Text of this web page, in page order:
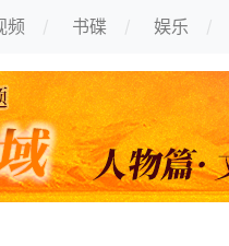
频 书碟 娱乐